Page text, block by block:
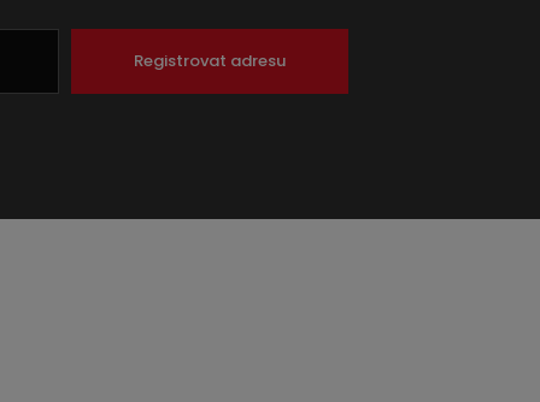
Registrovat adresu